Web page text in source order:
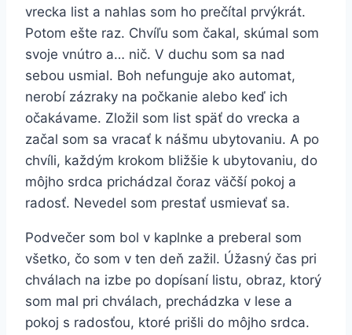
vrecka list a nahlas som ho prečítal prvýkrát.
Potom ešte raz. Chvíľu som čakal, skúmal som
svoje vnútro a… nič. V duchu som sa nad
sebou usmial. Boh nefunguje ako automat,
nerobí zázraky na počkanie alebo keď ich
očakávame. Zložil som list späť do vrecka a
začal som sa vracať k nášmu ubytovaniu. A po
chvíli, každým krokom bližšie k ubytovaniu, do
môjho srdca prichádzal čoraz väčší pokoj a
radosť. Nevedel som prestať usmievať sa.
Podvečer som bol v kaplnke a preberal som
všetko, čo som v ten deň zažil. Úžasný čas pri
chválach na izbe po dopísaní listu, obraz, ktorý
som mal pri chválach, prechádzka v lese a
pokoj s radosťou, ktoré prišli do môjho srdca.